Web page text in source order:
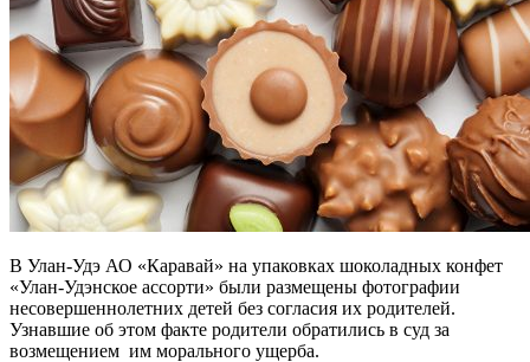
В Улан-Удэ АО «Каравай» на упаковках шоколадных конфет
«Улан-Удэнское ассорти» были размещены фотографии
несовершеннолетних детей без согласия их родителей.
Узнавшие об этом факте родители обратились в суд за
возмещением им морального ущерба.